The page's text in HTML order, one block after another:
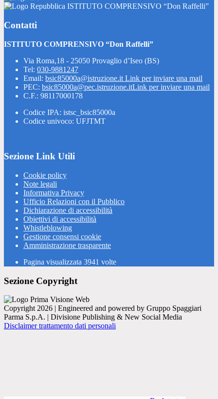
ISTITUTO COMPRENSIVO “Don Raffelli”
Contatti
ISTITUTO COMPRENSIVO “Don Raffelli”
Via Roma,18 - 25050 Provaglio d’Iseo (BS)
Tel: 030-9881247
Email: bsic85000a@istruzione.it Link per inviare una mail
PEC: bsic85000a@pec.istruzione.itLink per inviare una mail
C.F.: 98117000178
Codice IPA: istsc_bsic85000a
Codice univoco: UFJTMT
Sezione Link Utili
Cookie policy
Note legali
Informativa Privacy
Ufficio Relazioni con il Pubblico
Dichiarazione di accessibilità
Obiettivi di accessibilità
Whistleblowing
Gestione consensi cookie
Amministrazione trasparente
Pagina visualizzata 3941 volte
Sezione Copyright
Copyright 2026 | Engineered and powered by Gruppo Spaggiari
Parma S.p.A. | Divisione Publishing & New Social Media
Disclaimer trattamento dati personali